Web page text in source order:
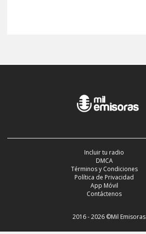
Incluir tu radio
DMCA
Términos y Condiciones
Política de Privacidad
App Móvil
Contáctenos
2016 - 2026 ©Mil Emisoras